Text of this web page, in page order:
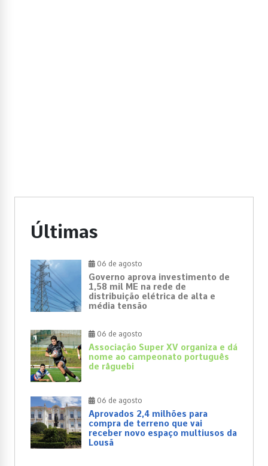
Últimas
06 de agosto
Governo aprova investimento de
1,58 mil ME na rede de
distribuição elétrica de alta e
média tensão
06 de agosto
Associação Super XV organiza e dá
nome ao campeonato português
de râguebi
06 de agosto
Aprovados 2,4 milhões para
compra de terreno que vai
receber novo espaço multiusos da
Lousã